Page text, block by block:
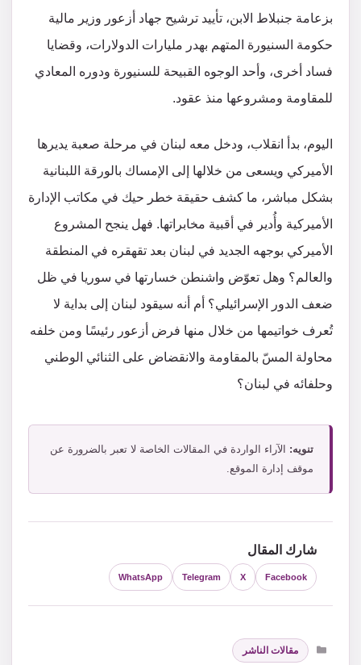
بزعامة جنبلاط الابن، تأييد ترشيح جهاد أزعور وزير مالية
حكومة السنيورة المتهم بهدر مليارات الدولارات، وقضايا
فساد أخرى، وأحد الوجوه القبيحة للسنيورة ودوره المعادي
للمقاومة ومشروعها منذ عقود.
اليوم، بدأ انقلاب، ودخل معه لبنان في مرحلة صعبة يديرها
الأميركي ويسعى من خلالها إلى الإمساك بالورقة اللبنانية
بشكل مباشر، ما كشف حقيقة خطر حيك في مكاتب الإدارة
الأميركية وأُدير في أقبية مخابراتها. فهل ينجح المشروع
الأميركي بوجهه الجديد في لبنان بعد تقهقره في المنطقة
والعالم؟ وهل تعوّض واشنطن خسارتها في سوريا في ظل
ضعف الدور الإسرائيلي؟ أم أنه سيقود لبنان إلى بداية لا
تُعرف خواتيمها من خلال منها فرض أزعور رئيسًا ومن خلفه
محاولة المسّ بالمقاومة والانقضاض على الثنائي الوطني
وحلفائه في لبنان؟
تنويه: الآراء الواردة في المقالات الخاصة لا تعبر بالضرورة عن
موقف إدارة الموقع.
شارك المقال
Facebook
X
Telegram
WhatsApp
التصنيفات
مقالات الناشر